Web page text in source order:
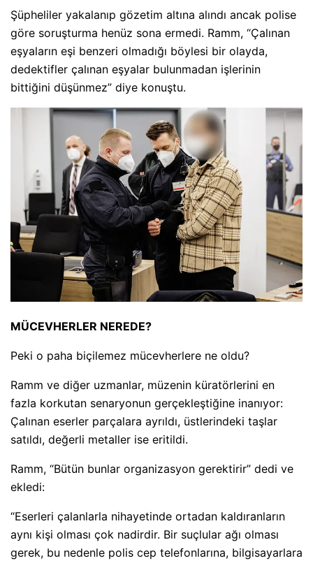
Şüpheliler yakalanıp gözetim altına alındı ancak polise
göre soruşturma henüz sona ermedi. Ramm, “Çalınan
eşyaların eşi benzeri olmadığı böylesi bir olayda,
dedektifler çalınan eşyalar bulunmadan işlerinin
bittiğini düşünmez” diye konuştu.
MÜCEVHERLER NEREDE?
Peki o paha biçilemez mücevherlere ne oldu?
Ramm ve diğer uzmanlar, müzenin küratörlerini en
fazla korkutan senaryonun gerçekleştiğine inanıyor:
Çalınan eserler parçalara ayrıldı, üstlerindeki taşlar
satıldı, değerli metaller ise eritildi.
Ramm, “Bütün bunlar organizasyon gerektirir” dedi ve
ekledi:
“Eserleri çalanlarla nihayetinde ortadan kaldıranların
aynı kişi olması çok nadirdir. Bir suçlular ağı olması
gerek, bu nedenle polis cep telefonlarına, bilgisayarlara